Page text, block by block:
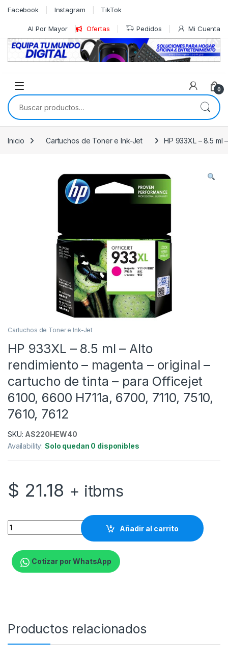
Skip to navigation
Skip to content
Facebook Instagram TikTok
Al Por Mayor Ofertas Pedidos Mi Cuenta
0
Buscar por:
Inicio Cartuchos de Toner e Ink-Jet HP 933XL – 8.5 ml
Cartuchos de Toner e Ink-Jet
HP 933XL – 8.5 ml – Alto
rendimiento – magenta – original –
cartucho de tinta – para Officejet
6100, 6600 H711a, 6700, 7110, 7510,
7610, 7612
SKU: AS220HEW40
Availability:Solo quedan 0 disponibles
$ 21.18 + itbms
HP 933XL - 8.5 ml - Alto rendimiento - magenta - original -
Añadir al carrito
Cotizar por WhatsApp
Productos relacionados